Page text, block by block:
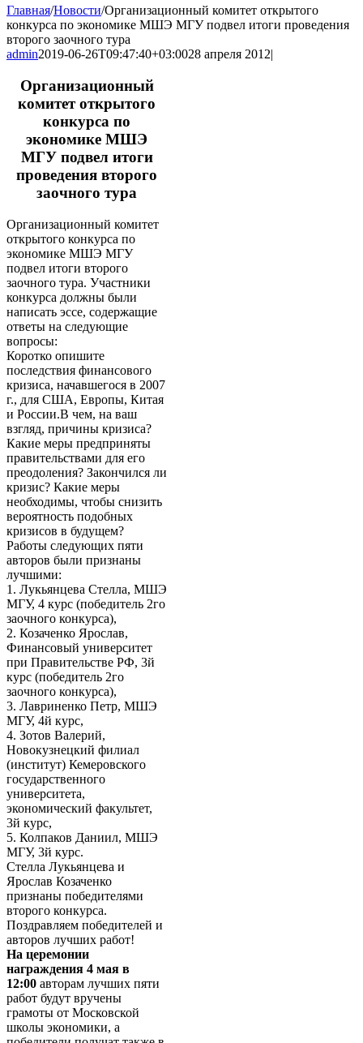
Главная/Новости/Организационный комитет открытого
конкурса по экономике МШЭ МГУ подвел итоги проведения
второго заочного тура
admin2019-06-26T09:47:40+03:0028 апреля 2012|
Организационный
комитет открытого
конкурса по
экономике МШЭ
МГУ подвел итоги
проведения второго
заочного тура
Организационный комитет
открытого конкурса по
экономике МШЭ МГУ
подвел итоги второго
заочного тура. Участники
конкурса должны были
написать эссе, содержащие
ответы на следующие
вопросы:
Коротко опишите
последствия финансового
кризиса, начавшегося в 2007
г., для США, Европы, Китая
и России.В чем, на ваш
взгляд, причины кризиса?
Какие меры предприняты
правительствами для его
преодоления? Закончился ли
кризис? Какие меры
необходимы, чтобы снизить
вероятность подобных
кризисов в будущем?
Работы следующих пяти
авторов были признаны
лучшими:
1. Лукьянцева Стелла, МШЭ
МГУ, 4 курс (победитель 2го
заочного конкурса),
2. Козаченко Ярослав,
Финансовый университет
при Правительстве РФ, 3й
курс (победитель 2го
заочного конкурса),
3. Лавриненко Петр, МШЭ
МГУ, 4й курс,
4. Зотов Валерий,
Новокузнецкий филиал
(институт) Кемеровского
государственного
университета,
экономический факультет,
3й курс,
5. Колпаков Даниил, МШЭ
МГУ, 3й курс.
Стелла Лукьянцева и
Ярослав Козаченко
признаны победителями
второго конкурса.
Поздравляем победителей и
авторов лучших работ!
На церемонии
награждения 4 мая в
12:00 авторам лучших пяти
работ будут вручены
грамоты от Московской
школы экономики, а